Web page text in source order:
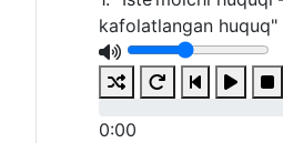
kafolatlangan huquq"
0:00